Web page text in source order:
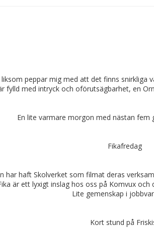
peppar mig med att det finns
fylld med intryck och oförutsägbarhet, en
En lite varmare morgon med nästan fem
Fikafredag
har haft Skolverket som filmat deras
är ett lyxigt inslag hos oss på Komvux
Lite gemenskap i
Kort stund på